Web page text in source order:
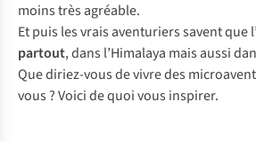
moins très agréable.
Et puis les vrais aventuriers savent que l’
partout, dans l’Himalaya mais aussi
Que diriez-vous de vivre des
vous ? Voici de quoi vous inspirer.